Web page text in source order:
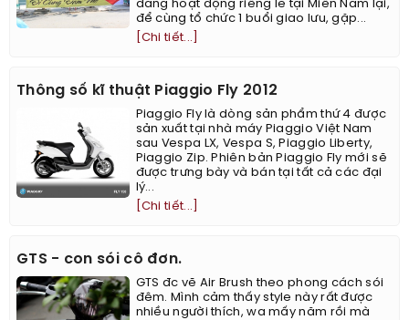
đang hoạt động riêng lẻ tại Miền Nam lại,
để cùng tổ chức 1 buổi giao lưu, gặp...
[Chi tiết...]
Thông số kĩ thuật Piaggio Fly 2012
Piaggio Fly là dòng sản phẩm thứ 4 được
sản xuất tại nhà máy Piaggio Việt Nam
sau Vespa LX, Vespa S, Piaggio Liberty,
Piaggio Zip. Phiên bản Piaggio Fly mới sẽ
được trưng bày và bán tại tất cả các đại
lý...
[Chi tiết...]
GTS - con sói cô đơn.
GTS đc vẽ Air Brush theo phong cách sói
đêm. Mình cảm thấy style này rất được
nhiều người thích, wa mấy năm rồi mà